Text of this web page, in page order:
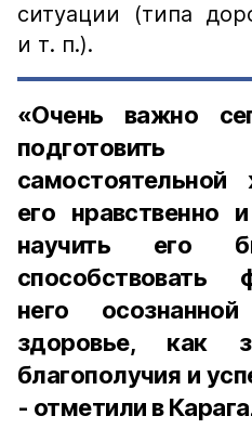
ситуации (типа
и т. п.).
«Очень важно
самостоятельной
его нравственно
научить его
него
здоровье, как
благополучия и
- отметили в